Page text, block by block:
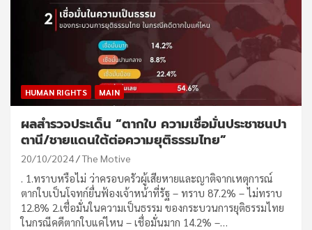
HUMAN RIGHTS MAIN
ผลสำรวจประเด็น “ตากใบ ความเชื่อมั่นประชาชนปา
ตานี/ชายแดนใต้ต่อความยุติธรรมไทย”
20/10/2024 The Motive
. 1.ทราบหรือไม่ ว่าครอบครัวผู้เสียหายและญาติจากเหตุการณ์
ตากใบเป็นโจทก์ยื่นฟ้องเจ้าหน้าที่รัฐ – ทราบ 87.2% – ไม่ทราบ
12.8% 2.เชื่อมั่นในความเป็นธรรม ของกระบวนการยุติธรรมไทย
ในกรณีคดีตากใบแค่ไหน – เชื่อมั่นมาก 14.2% –…